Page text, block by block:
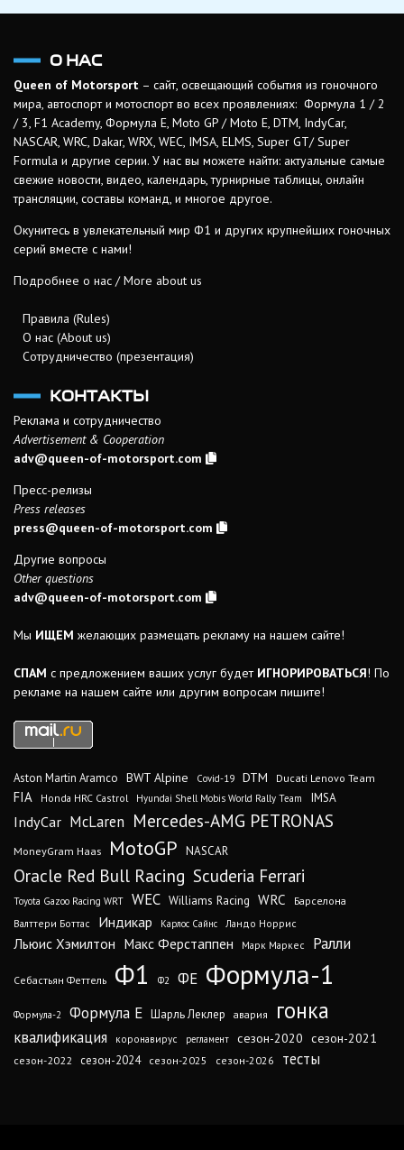
О НАС
Queen of Motorsport – сайт, освещающий события из гоночного
мира, автоспорт и мотоспорт во всех проявлениях: Формула 1 / 2
/ 3, F1 Academy, Формула Е, Moto GP / Moto E, DTM, IndyCar,
NASCAR, WRC, Dakar, WRX, WEC, IMSA, ELMS, Super GT/ Super
Formula и другие серии. У нас вы можете найти: актуальные самые
свежие новости, видео, календарь, турнирные таблицы, онлайн
трансляции, составы команд, и многое другое.
Окунитесь в увлекательный мир Ф1 и других крупнейших гоночных
серий вместе с нами!
Подробнее о нас / More about us
Правила (Rules)
О нас (About us)
Сотрудничество (презентация)
КОНТАКТЫ
Реклама и сотрудничество
Advertisement & Cooperation
adv@queen-of-motorsport.com
Пресс-релизы
Press releases
press@queen-of-motorsport.com
Другие вопросы
Other questions
adv@queen-of-motorsport.com
Мы ИЩЕМ желающих размещать рекламу на нашем сайте!
СПАМ с предложением ваших услуг будет ИГНОРИРОВАТЬСЯ! По
рекламе на нашем сайте или другим вопросам пишите!
Aston Martin Aramco BWT Alpine Covid-19 DTM Ducati Lenovo Team
FIA Honda HRC Castrol Hyundai Shell Mobis World Rally Team IMSA
IndyCar McLaren Mercedes-AMG PETRONAS
MoneyGram Haas MotoGP NASCAR
Oracle Red Bull Racing Scuderia Ferrari
Toyota Gazoo Racing WRT WEC Williams Racing WRC
Барселона
Валттери Боттас
Индикар Карлос Сайнс Ландо Норрис
Льюис Хэмилтон Макс Ферстаппен Марк Маркес Ралли
Себастьян Феттель Ф1 Ф2 ФЕ Формула-1
Формула-2 Формула Е Шарль Леклер авария гонка
квалификация коронавирус регламент сезон-2020 сезон-2021
сезон-2022 сезон-2024 сезон-2025 сезон-2026 тесты